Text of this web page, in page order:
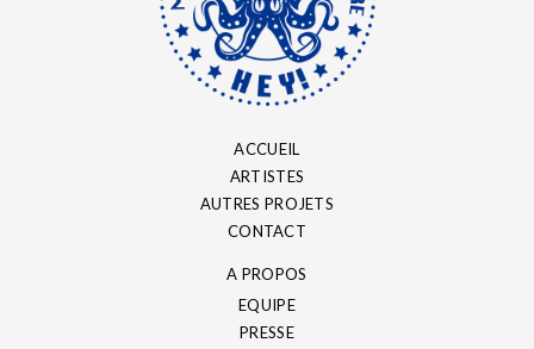
ACCUEIL
ARTISTES
AUTRES PROJETS
CONTACT
A PROPOS
EQUIPE
PRESSE